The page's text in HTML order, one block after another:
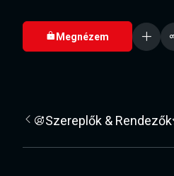
Megnézem
Szereplők & Rendezők